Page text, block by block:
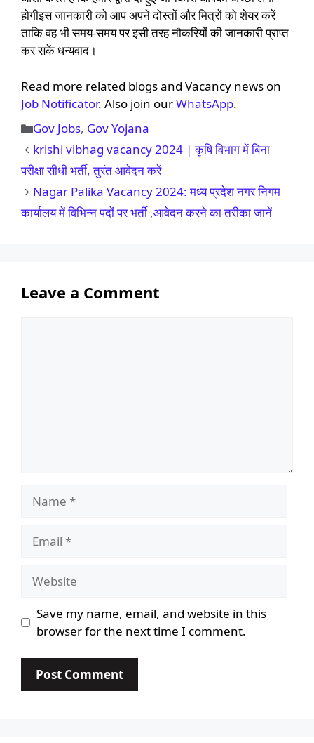
होगीइस जानकारी को आप अपने दोस्तों और मित्रों को शेयर करें
ताकि वह भी समय-समय पर इसी तरह नौकरियों की जानकारी प्राप्त
कर सकें धन्यवाद।
Read more related blogs and Vacancy news on
Job Notificator. Also join ourWhatsApp.
Categories
Gov Jobs, Gov Yojana
krishi vibhag vacancy 2024 | कृषि विभाग में बिना
परीक्षा सीधी भर्ती, तुरंत आवेदन करें
Nagar Palika Vacancy 2024: मध्य प्रदेश नगर निगम
कार्यालय में विभिन्‍न पदों पर भर्ती ,आवेदन करने का तरीका जानें
Leave a Comment
Save my name, email, and website in this
browser for the next time I comment.